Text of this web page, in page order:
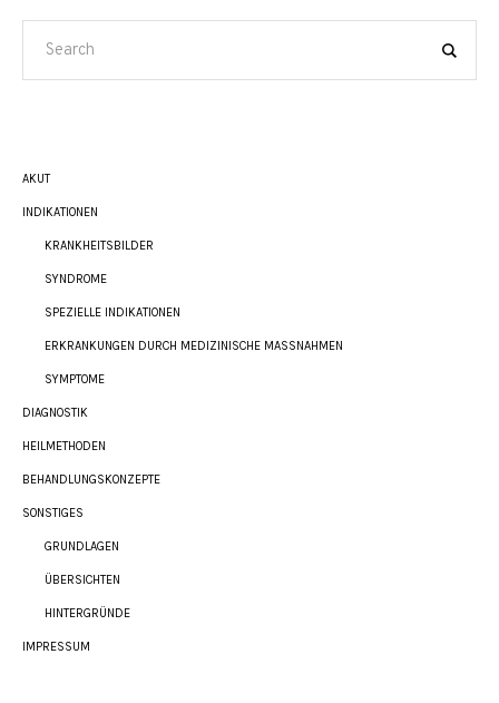
AKUT
INDIKATIONEN
KRANKHEITSBILDER
SYNDROME
SPEZIELLE INDIKATIONEN
ERKRANKUNGEN DURCH MEDIZINISCHE MASSNAHMEN
SYMPTOME
DIAGNOSTIK
HEILMETHODEN
BEHANDLUNGSKONZEPTE
SONSTIGES
GRUNDLAGEN
ÜBERSICHTEN
HINTERGRÜNDE
IMPRESSUM